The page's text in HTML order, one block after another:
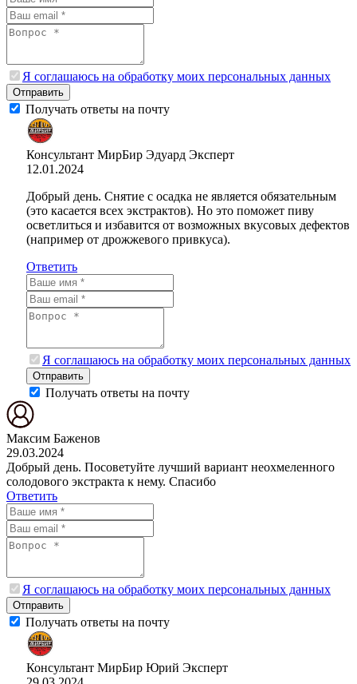
Я соглашаюсь на обработку моих персональных данных
Отправить
Получать ответы на почту
Консультант МирБир Эдуард Эксперт
12.01.2024
Добрый день. Снятие с осадка не является обязательным
(это касается всех экстрактов). Но это поможет пиву
осветлиться и избавится от возможных вкусовых дефектов
(например от дрожжевого привкуса).
Ответить
Я соглашаюсь на обработку моих персональных данных
Отправить
Получать ответы на почту
Максим Баженов
29.03.2024
Добрый день. Посоветуйте лучший вариант неохмеленного
солодового экстракта к нему. Спасибо
Ответить
Я соглашаюсь на обработку моих персональных данных
Отправить
Получать ответы на почту
Консультант МирБир Юрий Эксперт